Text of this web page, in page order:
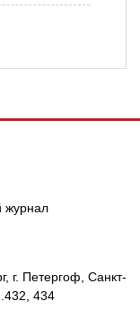
журнал
г. Петергоф, Санкт-
434